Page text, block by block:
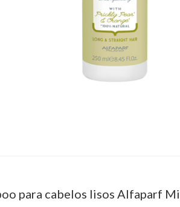
para cabelos lisos Alfaparf